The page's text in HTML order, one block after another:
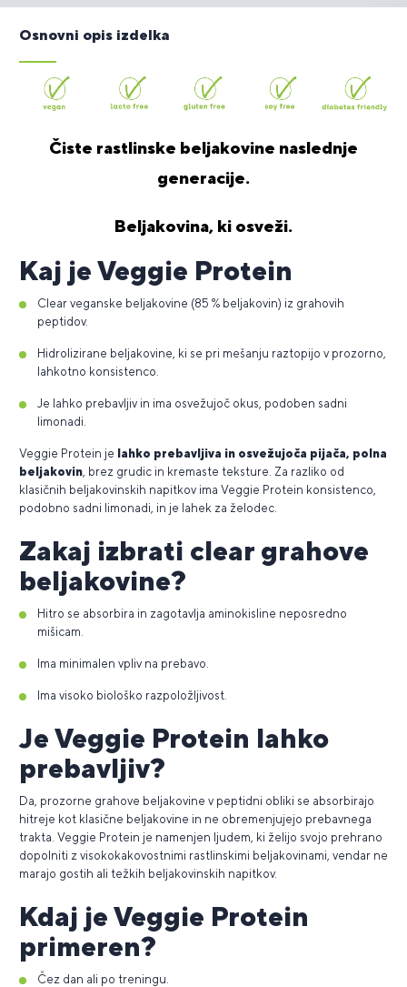
Osnovni opis izdelka
Čiste rastlinske beljakovine naslednje
generacije.
Beljakovina, ki osveži.
Kaj je Veggie Protein
Clear veganske beljakovine (85 % beljakovin) iz grahovih
peptidov.
Hidrolizirane beljakovine, ki se pri mešanju raztopijo v prozorno,
lahkotno konsistenco.
Je lahko prebavljiv in ima osvežujoč okus, podoben sadni
limonadi.
Veggie Protein je lahko prebavljiva in osvežujoča pijača, polna
beljakovin , brez grudic in kremaste teksture. Za razliko od
klasičnih beljakovinskih napitkov ima Veggie Protein konsistenco,
podobno sadni limonadi, in je lahek za želodec.
Zakaj izbrati clear grahove
beljakovine?
Hitro se absorbira in zagotavlja aminokisline neposredno
mišicam.
Ima minimalen vpliv na prebavo.
Ima visoko biološko razpoložljivost.
Je Veggie Protein lahko
prebavljiv?
Da, prozorne grahove beljakovine v peptidni obliki se absorbirajo
hitreje kot klasične beljakovine in ne obremenjujejo prebavnega
trakta. Veggie Protein je namenjen ljudem, ki želijo svojo prehrano
dopolniti z visokokakovostnimi rastlinskimi beljakovinami, vendar ne
marajo gostih ali težkih beljakovinskih napitkov.
Kdaj je Veggie Protein
primeren?
Čez dan ali po treningu.